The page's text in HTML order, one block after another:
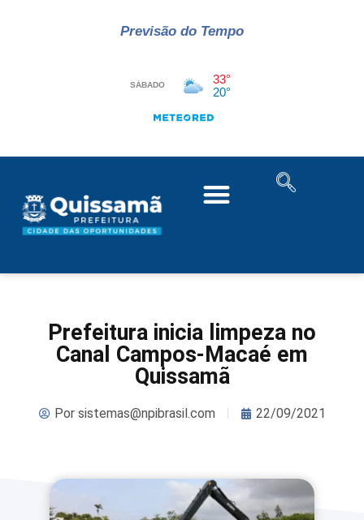
Previsão do Tempo
Prefeitura inicia limpeza no
Canal Campos-Macaé em
Quissamã
Porsistemas@npibrasil.com 22/09/2021